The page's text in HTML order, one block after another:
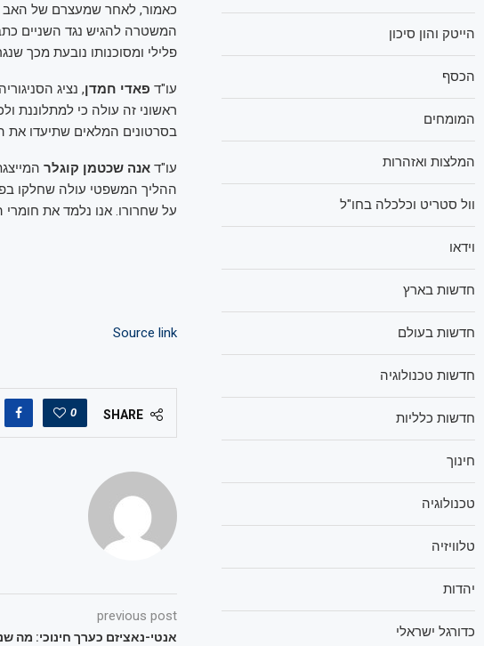
כאמור, לאחר שמעצרם של האב
המשטרה להגיש נגד השניים
פלילי ומסוכנותו נובעת מכך
עו"ד פאדי חמדן, נציג
ראשוני זה עולה כי למתלוננת
בסרטונים המלאים שתיעדו את
עו"ד אנה שכטמן קוגלר
ההליך המשפטי עולה שחלקו
על שחרורו. אנו נלמד את
Source link
SHARE
0
previous post
אנטי-נאציזם כערך חינוכי: מה
הייטק והון סיכון
הכסף
המומחים
המלצות ואזהרות
וול סטריט וכלכלה בחו"ל
וידאו
חדשות בארץ
חדשות בעולם
חדשות טכנולוגיה
חדשות כלליות
חינוך
טכנולוגיה
טלוויזיה
יהדות
כדורגל ישראלי